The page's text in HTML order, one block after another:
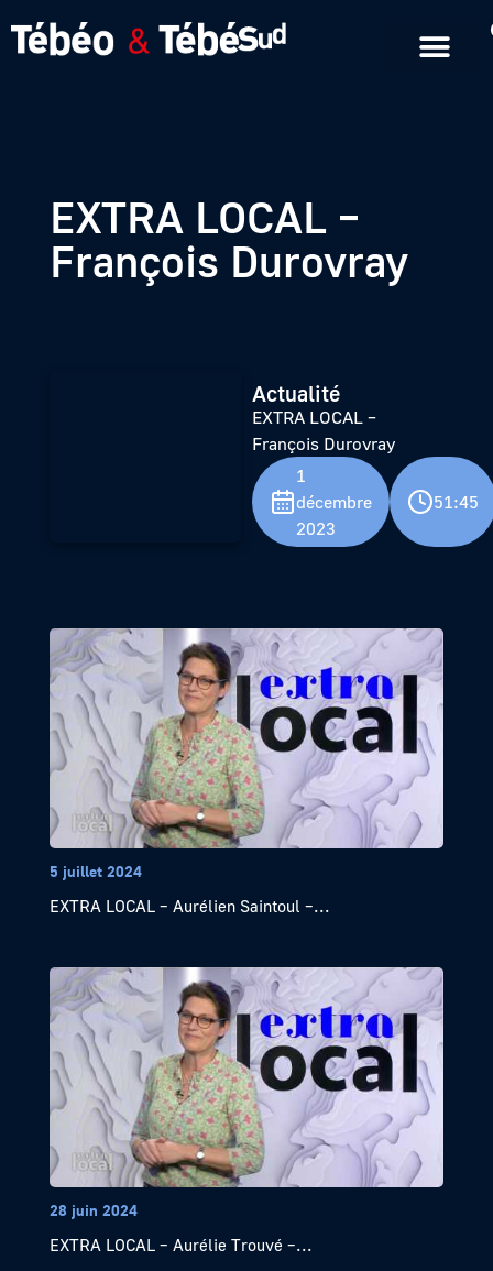
EXTRA LOCAL –
François Durovray
Actualité
EXTRA LOCAL –
François Durovray
1
décembre
2023
51:45
5 juillet 2024
EXTRA LOCAL – Aurélien Saintoul –...
28 juin 2024
EXTRA LOCAL – Aurélie Trouvé –...